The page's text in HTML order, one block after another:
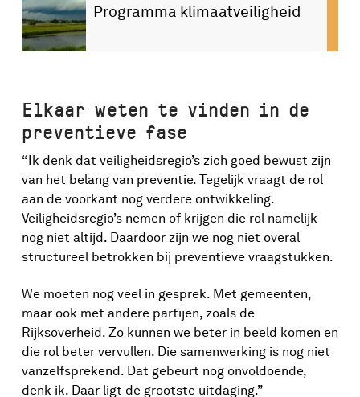
Programma klimaatveiligheid
Elkaar weten te vinden in de
preventieve fase
“Ik denk dat veiligheidsregio’s zich goed bewust zijn
van het belang van preventie. Tegelijk vraagt de rol
aan de voorkant nog verdere ontwikkeling.
Veiligheidsregio’s nemen of krijgen die rol namelijk
nog niet altijd. Daardoor zijn we nog niet overal
structureel betrokken bij preventieve vraagstukken.
We moeten nog veel in gesprek. Met gemeenten,
maar ook met andere partijen, zoals de
Rijksoverheid. Zo kunnen we beter in beeld komen en
die rol beter vervullen. Die samenwerking is nog niet
vanzelfsprekend. Dat gebeurt nog onvoldoende,
denk ik. Daar ligt de grootste uitdaging.”